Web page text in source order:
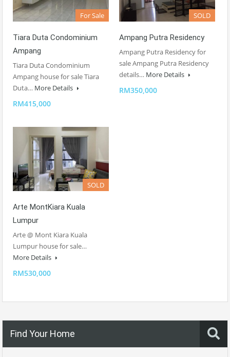
For Sale
Tiara Duta Condominium
Ampang
Tiara Duta Condominium
Ampang house for sale Tiara
Duta… More Details
RM415,000
SOLD
Ampang Putra Residency
Ampang Putra Residency for
sale Ampang Putra Residency
details… More Details
RM350,000
SOLD
Arte MontKiara Kuala
Lumpur
Arte @ Mont Kiara Kuala
Lumpur house for sale…
More Details
RM530,000
Find Your Home